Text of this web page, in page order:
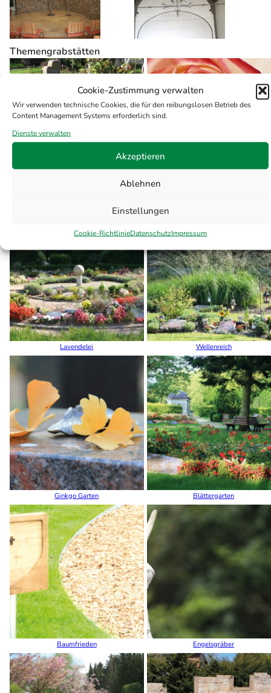
Cookie-Zustimmung verwalten
Wir verwenden technische Cookies, die für den reibungslosen Betrieb des
Content Management Systems erforderlich sind.
Dienste verwalten
Akzeptieren
Ablehnen
Einstellungen
Cookie-RichtlinieDatenschutzImpressum
Themengrabstätten
Lavendelei Wellenreich
Ginkgo Garten Blättergarten
Baumfrieden Engelsgräber